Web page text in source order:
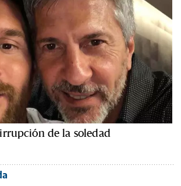
de la soledad